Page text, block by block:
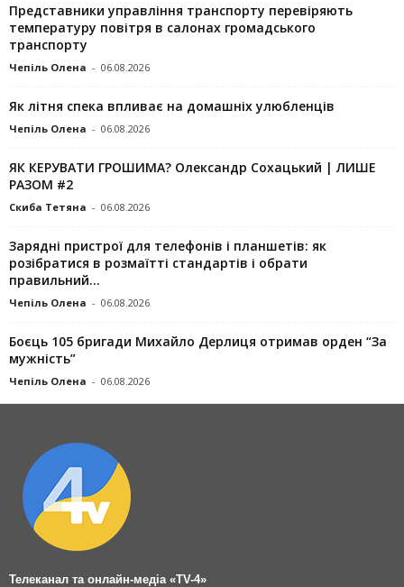
Представники управління транспорту перевіряють
температуру повітря в салонах громадського
транспорту
Чепіль Олена - 06.08.2026
Як літня спека впливає на домашніх улюбленців
Чепіль Олена - 06.08.2026
ЯК КЕРУВАТИ ГРОШИМА? Олександр Сохацький | ЛИШЕ
РАЗОМ #2
Скиба Тетяна - 06.08.2026
Зарядні пристрої для телефонів і планшетів: як
розібратися в розмаїтті стандартів і обрати
правильний...
Чепіль Олена - 06.08.2026
Боєць 105 бригади Михайло Дерлиця отримав орден “За
мужність”
Чепіль Олена - 06.08.2026
Телеканал та онлайн-медіа «TV-4»